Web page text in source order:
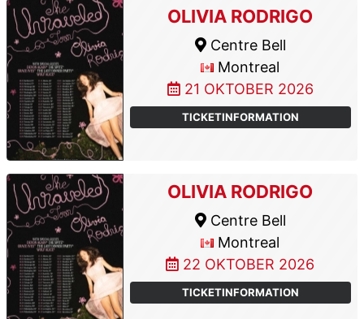
OLIVIA RODRIGO
Centre Bell
Montreal
21 OKTOBER 2026
TICKETINFORMATION
OLIVIA RODRIGO
Centre Bell
Montreal
22 OKTOBER 2026
TICKETINFORMATION